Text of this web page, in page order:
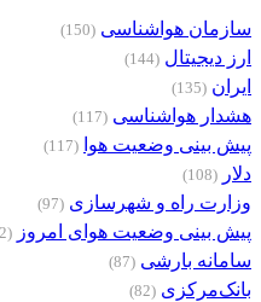
سازمان هواشناسی (150)
ارز دیجیتال (144)
ایران (135)
هشدار هواشناسی (117)
پیش بینی وضعیت هوا (117)
دلار (108)
وزارت راه و شهرسازی (97)
پیش بینی وضعیت هوای امروز (92)
سامانه بارشی (87)
بانک‌مرکزی (82)